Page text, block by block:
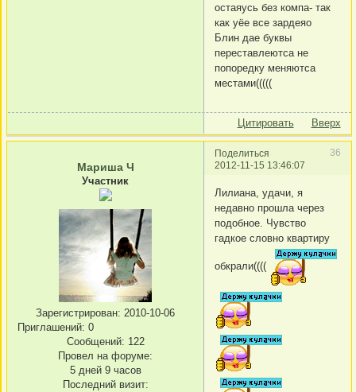
остаяусь без компа- так
как уёе все зардеяо
Блин дае буквы
переставлеютса не
попоредку меняютса
местами(((((
Цитировать Вверх
Поделиться
36
2012-11-15 13:46:07
Мариша Ч
Участник
Зарегистрирован: 2010-10-06
Приглашений: 0
Сообщений: 122
Провел на форуме:
5 дней 9 часов
Последний визит:
Лилиана, удачи, я
недавно прошла через
подобное. Чувство
гадкое словно квартиру
обкрали((((